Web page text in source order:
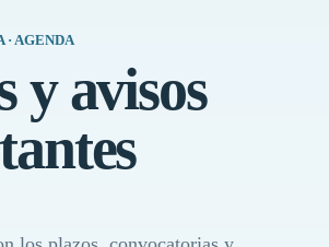
· AGENDA
y avisos